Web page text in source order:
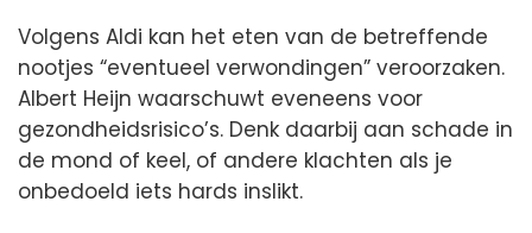
Volgens Aldi kan het eten van de betreffende
nootjes “eventueel verwondingen” veroorzaken.
Albert Heijn waarschuwt eveneens voor
gezondheidsrisico’s. Denk daarbij aan schade in
de mond of keel, of andere klachten als je
onbedoeld iets hards inslikt.